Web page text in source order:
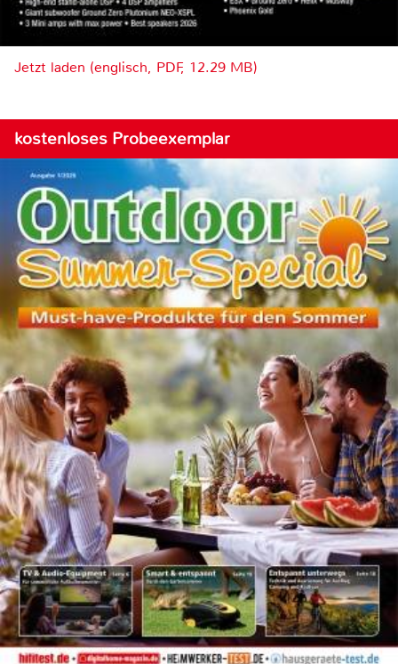
Jetzt laden (englisch, PDF, 12.29 MB)
kostenloses Probeexemplar